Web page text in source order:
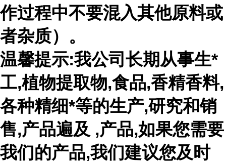
作过程中不要混入其他原料或
者杂质）。
温馨提示:我公司长期从事生*
工,植物提取物,食品,香精香料,
各种精细*等的生产,研究和销
售,产品遍及 ,产品,如果您需要
我们的产品,我们建议您及时